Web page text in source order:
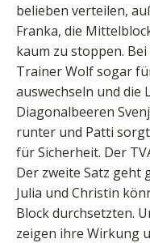
belieben verteilen,
Franka, die
kaum zu stoppen.
Trainer Wolf sogar
auswechseln und die
Diagonalbeeren
runter und Patti
für Sicherheit. Der
Der zweite Satz geht
Julia und Christin
Block durchsetzten.
zeigen ihre Wirkung